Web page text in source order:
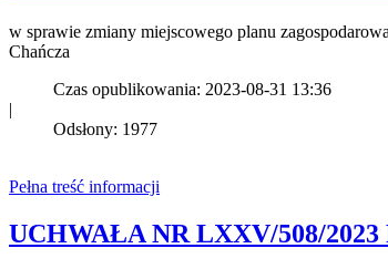
w sprawie zmiany miejscowego planu
Chańcza
Czas opublikowania: 2023-08-31 13:36
|
Odsłony: 1977
Pełna treść informacji
UCHWAŁA NR LXXV/508/